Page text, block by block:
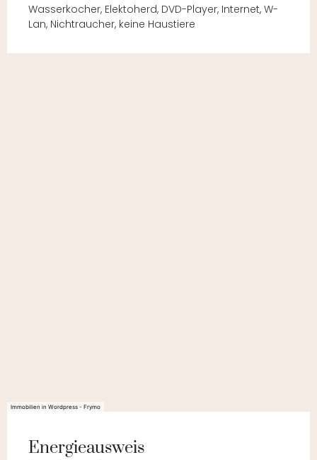
Wasserkocher, Elektoherd, DVD-Player, Internet, W-
Lan, Nichtraucher, keine Haustiere
Immobilien in Wordpress - Frymo
Energieausweis